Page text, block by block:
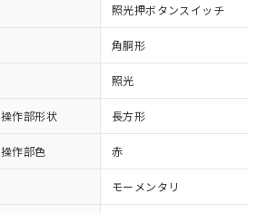
照光押ボタンスイッチ
角胴形
照光
操作部形状 長方形
操作部色 赤
モーメンタリ